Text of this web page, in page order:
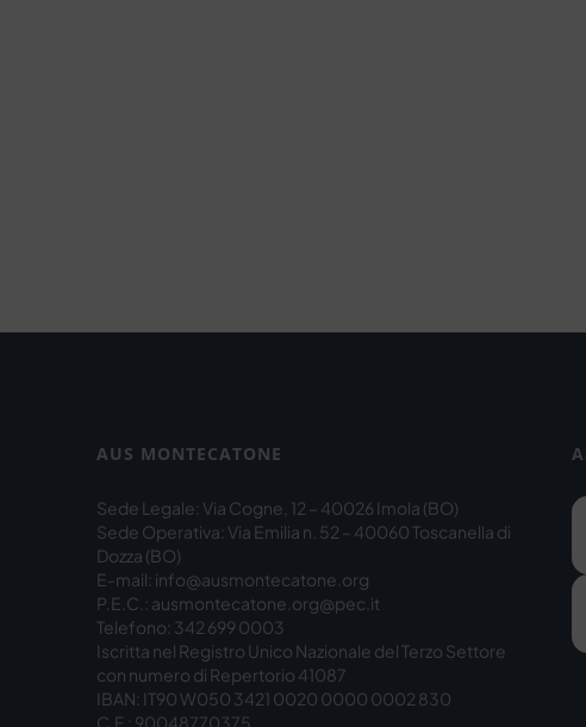
AUS MONTECATONE
Sede Legale: Via Cogne, 12 – 40026 Imola (BO)
Sede Operativa: Via Emilia n. 52 – 40060 Toscanella di
Dozza (BO)
E-mail: info@ausmontecatone.org
P.E.C.: ausmontecatone.org@pec.it
Telefono: 342 699 0003
Iscritta nel Registro Unico Nazionale del Terzo Settore
con numero di Repertorio 41087
IBAN: IT90 W050 3421 0020 0000 0002 830
C.F.: 90048770375